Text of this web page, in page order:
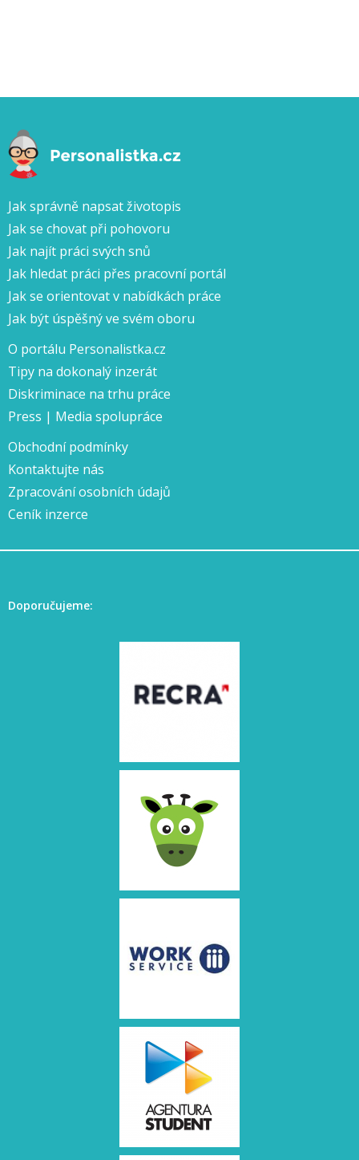
Jak správně napsat životopis
Jak se chovat při pohovoru
Jak najít práci svých snů
Jak hledat práci přes pracovní portál
Jak se orientovat v nabídkách práce
Jak být úspěšný ve svém oboru
O portálu Personalistka.cz
Tipy na dokonalý inzerát
Diskriminace na trhu práce
Press | Media spolupráce
Obchodní podmínky
Kontaktujte nás
Zpracování osobních údajů
Ceník inzerce
Doporučujeme: